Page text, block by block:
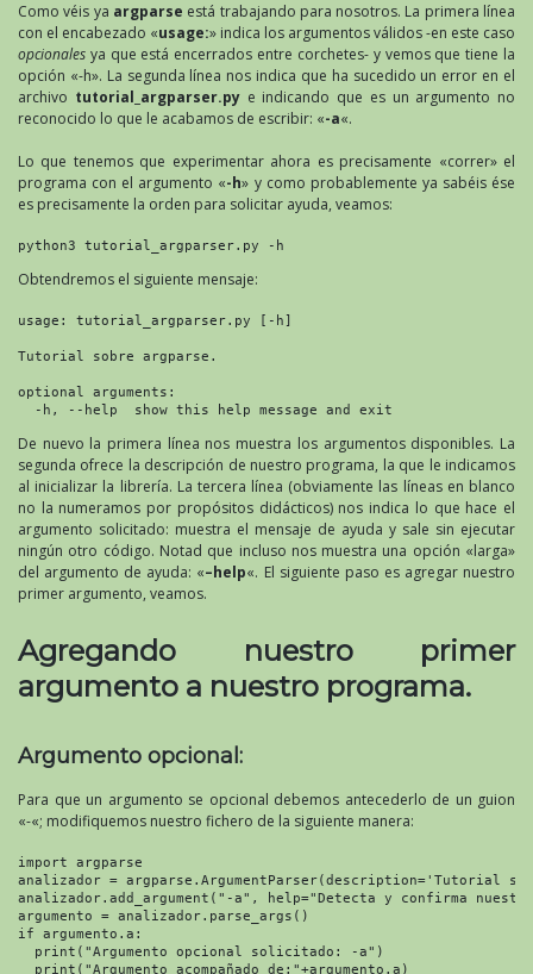
Como véis ya argparse está trabajando para nosotros. La primera línea
con el encabezado «usage:» indica los argumentos válidos -en este caso
opcionales ya que está encerrados entre corchetes- y vemos que tiene la
opción «-h». La segunda línea nos indica que ha sucedido un error en el
archivo tutorial_argparser.pye indicando que es un argumento no
reconocido lo que le acabamos de escribir: «-a«.
Lo que tenemos que experimentar ahora es precisamente «correr» el
programa con el argumento «-h» y como probablemente ya sabéis ése
es precisamente la orden para solicitar ayuda, veamos:
python3 tutorial_argparser.py -h
Obtendremos el siguiente mensaje:
usage: tutorial_argparser.py [-h]
Tutorial sobre argparse.
optional arguments:
-h, --help  show this help message and exit
De nuevo la primera línea nos muestra los argumentos disponibles. La
segunda ofrece la descripción de nuestro programa, la que le indicamos
al inicializar la librería. La tercera línea (obviamente las líneas en blanco
no la numeramos por propósitos didácticos) nos indica lo que hace el
argumento solicitado: muestra el mensaje de ayuda y sale sin ejecutar
ningún otro código. Notad que incluso nos muestra una opción «larga»
del argumento de ayuda: «–help«. El siguiente paso es agregar nuestro
primer argumento, veamos.
Agregando nuestro primer
argumento a nuestro programa.
Argumento opcional:
Para que un argumento se opcional debemos antecederlo de un guion
«-«; modifiquemos nuestro fichero de la siguiente manera:
import argparse
analizador = argparse.ArgumentParser(description='Tutorial
analizador.add_argument("-a", help="Detecta y confirma
argumento = analizador.parse_args()
if argumento.a:
print("Argumento opcional solicitado: -a")
print("Argumento acompañado de:"+argumento.a)